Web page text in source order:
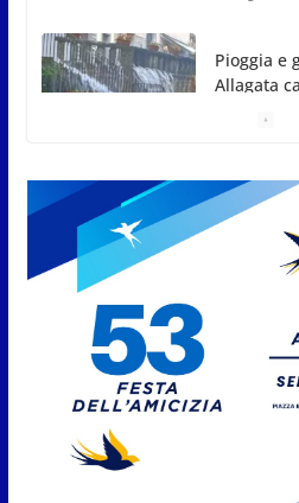
Pioggia e
Allagata
9 Agosto
San
News da
|